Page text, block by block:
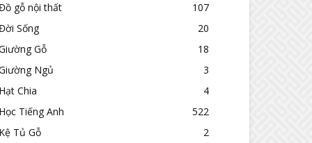
gỗ nội thất
107
Sống
20
Gỗ
18
Ngủ
3
Chia
4
Tiếng Anh
522
Tủ Gỗ
2